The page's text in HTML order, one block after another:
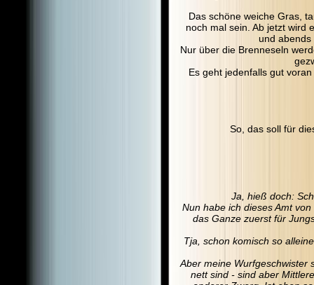
Das schöne weiche Gras,
noch mal sein. Ab jetzt wird
und
Nur über die Brenneseln
Es geht jedenfalls gut
So, das soll für
Ja, hieß doch:
Nun habe ich dieses Amt
das Ganze zuerst für
Tja, schon komisch so
Aber meine Wurfgeschwister
nett sind - sind aber